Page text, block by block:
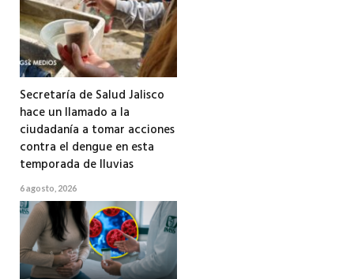
Secretaría de Salud Jalisco
hace un llamado a la
ciudadanía a tomar acciones
contra el dengue en esta
temporada de lluvias
6 agosto, 2026